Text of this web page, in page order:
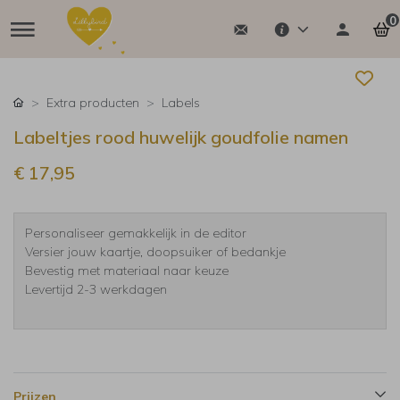
0
Extra producten Labels
Labeltjes rood huwelijk goudfolie namen
€ 17,95
Personaliseer gemakkelijk in de editor
Versier jouw kaartje, doopsuiker of bedankje
Bevestig met materiaal naar keuze
Levertijd 2-3 werkdagen
Prijzen